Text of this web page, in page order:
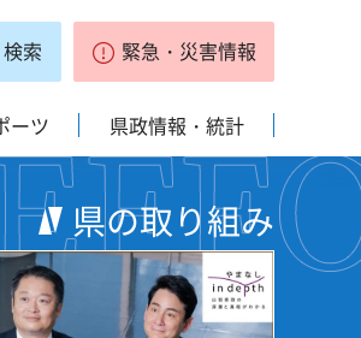
検索 緊急・災害情報
ーツ 県政情報・統計
県の取り組み